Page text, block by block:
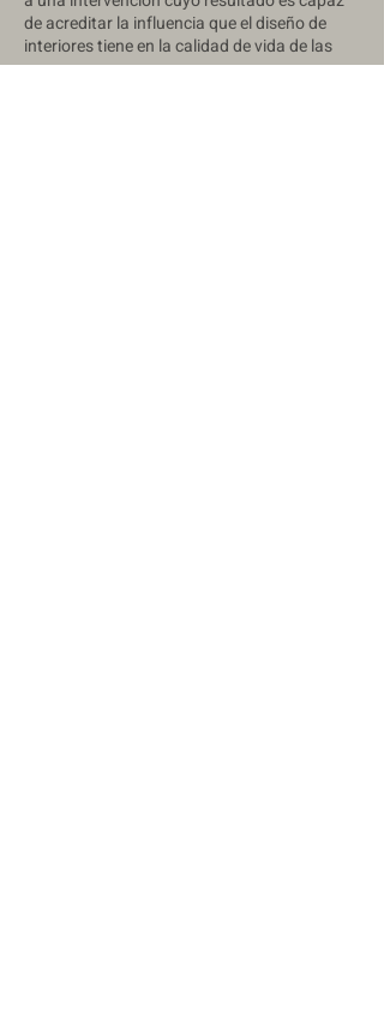
de acreditar la influencia que el diseño de
interiores tiene en la calidad de vida de las
personas.